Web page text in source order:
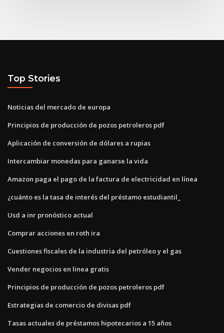
Top Stories
Noticias del mercado de europa
Principios de producción de pozos petroleros pdf
Aplicación de conversión de dólares a rupias
Intercambiar monedas para ganarse la vida
Amazon paga el pago de la factura de electricidad en línea
¿cuánto es la tasa de interés del préstamo estudiantil_
Usd a inr pronóstico actual
Comprar acciones en roth ira
Cuestiones fiscales de la industria del petróleo y el gas
Vender negocios en linea gratis
Principios de producción de pozos petroleros pdf
Estrategias de comercio de divisas pdf
Tasas actuales de préstamos hipotecarios a 15 años